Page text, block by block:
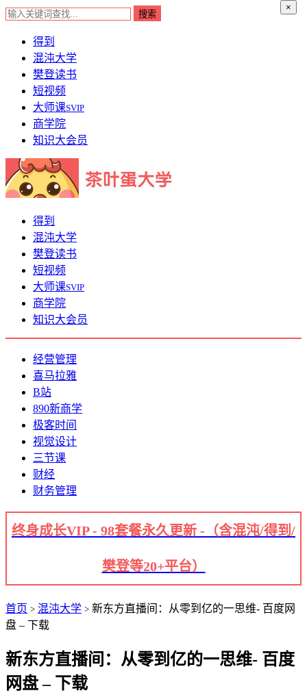
×
得到
混沌大学
樊登读书
短视频
大师课SVIP
商学院
知识大会员
得到
混沌大学
樊登读书
短视频
大师课SVIP
商学院
知识大会员
经营管理
喜马拉雅
B站
890新商学
极客时间
视觉设计
三节课
财经
财务管理
终身成长VIP - 98套餐永久更新 -（含混沌/得到/
樊登等20+平台）
首页 > 混沌大学 > 新东方直播间：从零到亿的一思维- 百度网
盘 – 下载
新东方直播间：从零到亿的一思维- 百度
网盘 – 下载